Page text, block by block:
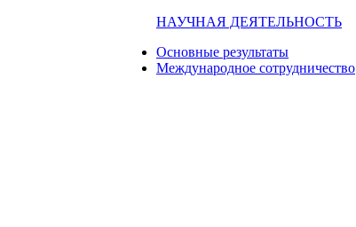
НАУЧНАЯ ДЕЯТЕЛЬНОСТЬ
Основные результаты
Международное сотрудничество